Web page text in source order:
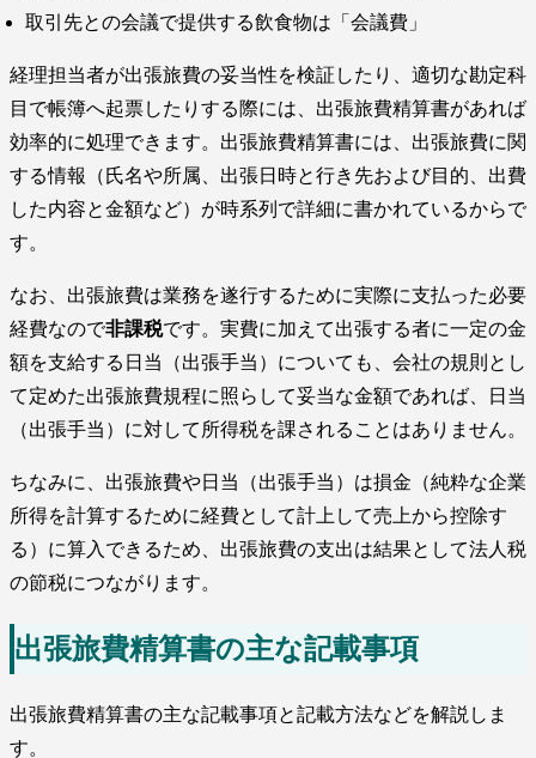
取引先との会議で提供する飲食物は「会議費」
経理担当者が出張旅費の妥当性を検証したり、適切な勘定科
目で帳簿へ起票したりする際には、出張旅費精算書があれば
効率的に処理できます。出張旅費精算書には、出張旅費に関
する情報（氏名や所属、出張日時と行き先および目的、出費
した内容と金額など）が時系列で詳細に書かれているからで
す。
なお、出張旅費は業務を遂行するために実際に支払った必要
経費なので非課税です。実費に加えて出張する者に一定の金
額を支給する日当（出張手当）についても、会社の規則とし
て定めた出張旅費規程に照らして妥当な金額であれば、日当
（出張手当）に対して所得税を課されることはありません。
ちなみに、出張旅費や日当（出張手当）は損金（純粋な企業
所得を計算するために経費として計上して売上から控除す
る）に算入できるため、出張旅費の支出は結果として法人税
の節税につながります。
出張旅費精算書の主な記載事項
出張旅費精算書の主な記載事項と記載方法などを解説しま
す。